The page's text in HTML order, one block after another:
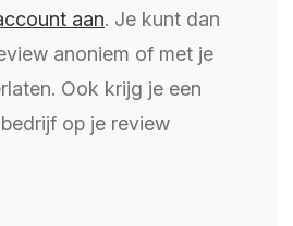
aan. Je kunt dan
anoniem of met je
Ook krijg je een
op je review